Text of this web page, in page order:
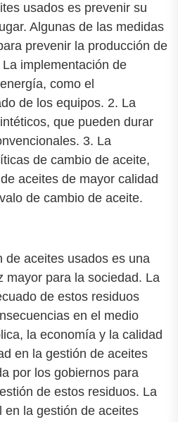
usados es prevenir su
Algunas de las medidas
prevenir la producción de
implementación de
como el
de los equipos. 2. La
que pueden durar
3. La
de cambio de aceite,
aceites de mayor calidad
de cambio de aceite.
de aceites usados es una
mayor para la sociedad. La
de estos residuos
en el medio
la economía y la calidad
en la gestión de aceites
por los gobiernos para
de estos residuos. La
en la gestión de aceites